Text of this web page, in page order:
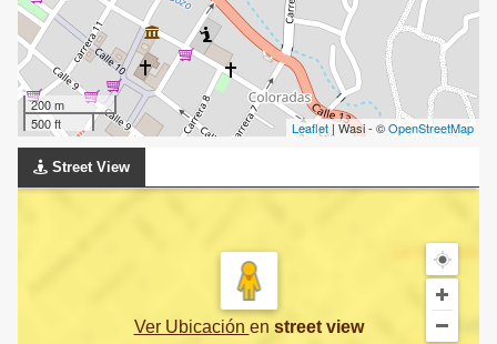
200 m
500 ft
Leaflet | Wasi - ©OpenStreetMap
Street View
Ver Ubicación en street view